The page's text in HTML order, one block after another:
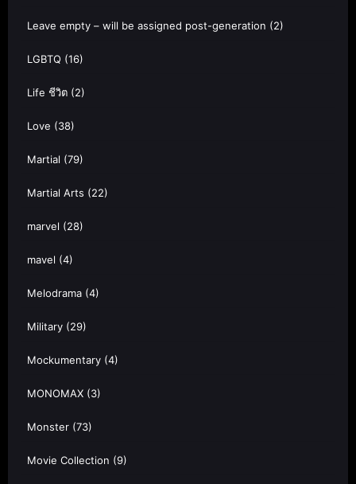
Leave empty – will be assigned post-generation (2)
LGBTQ (16)
Life ชีวิต (2)
Love (38)
Martial (79)
Martial Arts (22)
marvel (28)
mavel (4)
Melodrama (4)
Military (29)
Mockumentary (4)
MONOMAX (3)
Monster (73)
Movie Collection (9)